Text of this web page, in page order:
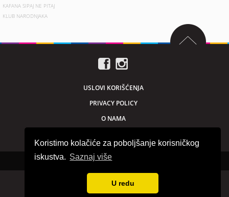
Koristimo kolačiće za poboljšanje korisničkog
iskustva. Saznaj više
U redu
KAFANA SIPAJ NE PITAJ
KLUB NARODNJAKA
USLOVI KORIŠĆENJA
PRIVACY POLICY
O NAMA
Sva prava zadržana © 2026. beogradnocu.com